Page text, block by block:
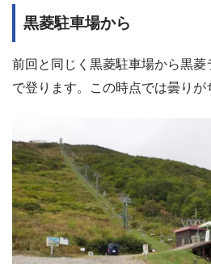
黒菱駐車場から
前回と同じく黒菱駐車場から黒菱
で登ります。この時点では曇りが